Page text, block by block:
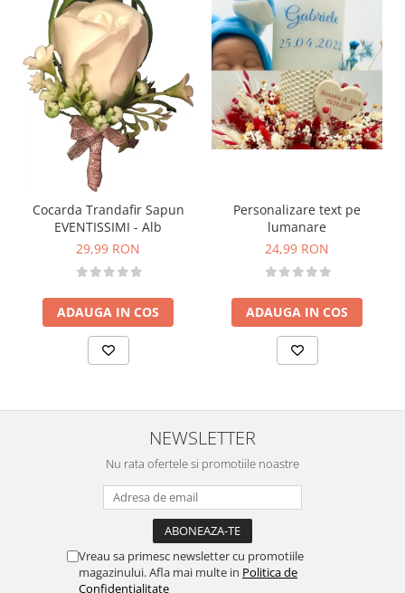
Cocarda Trandafir Sapun
EVENTISSIMI - Alb
29,99 RON
ADAUGA IN COS
Personalizare text pe
lumanare
24,99 RON
ADAUGA IN COS
NEWSLETTER
Nu rata ofertele si promotiile noastre
Vreau sa primesc newsletter cu promotiile
magazinului. Afla mai multe in Politica de
Confidentialitate